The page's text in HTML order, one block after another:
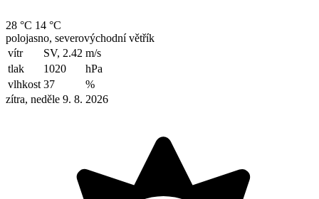
28 °C 14 °C
polojasno, severovýchodní větřík
vítr
SV, 2.42 m/s
tlak
1020
hPa
vlhkost 37
%
zítra, neděle 9. 8. 2026